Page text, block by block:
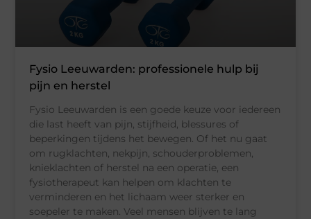
Fysio Leeuwarden: professionele hulp bij
pijn en herstel
Fysio Leeuwarden is een goede keuze voor iedereen
die last heeft van pijn, stijfheid, blessures of
beperkingen tijdens het bewegen. Of het nu gaat
om rugklachten, nekpijn, schouderproblemen,
knieklachten of herstel na een operatie, een
fysiotherapeut kan helpen om klachten te
verminderen en het lichaam weer sterker en
soepeler te maken. Veel mensen blijven te lang